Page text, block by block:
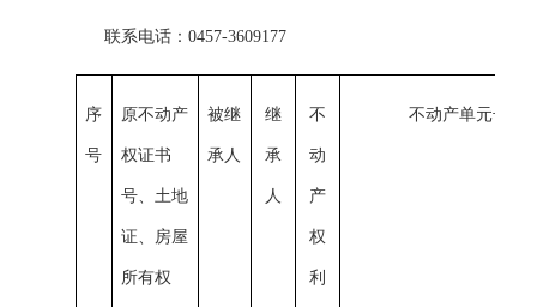
联系电话： 0457-3609177
序
号
原不动产
权证书
号、土地
证、房屋
所有权
被继
承人
继
承
人
不
动
产
权
利
不动产单元号